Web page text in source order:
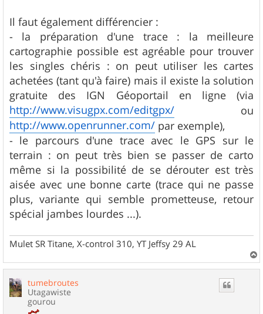
Il faut également différencier :
- la préparation d'une trace : la meilleure
cartographie possible est agréable pour trouver
les singles chéris : on peut utiliser les cartes
achetées (tant qu'à faire) mais il existe la solution
gratuite des IGN Géoportail en ligne (via
http://www.visugpx.com/editgpx/ ou
http://www.openrunner.com/ par exemple),
- le parcours d'une trace avec le GPS sur le
terrain : on peut très bien se passer de carto
même si la possibilité de se dérouter est très
aisée avec une bonne carte (trace qui ne passe
plus, variante qui semble prometteuse, retour
spécial jambes lourdes ...).
Mulet SR Titane, X-control 310, YT Jeffsy 29 AL
a
tumebroutes
Utagawiste
gourou